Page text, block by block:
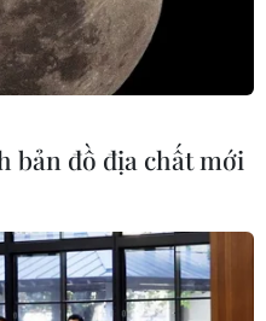
bản đồ địa chất mới